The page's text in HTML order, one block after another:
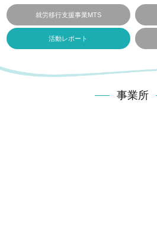
就労移行支援事業MTS
活動レポート
事業所